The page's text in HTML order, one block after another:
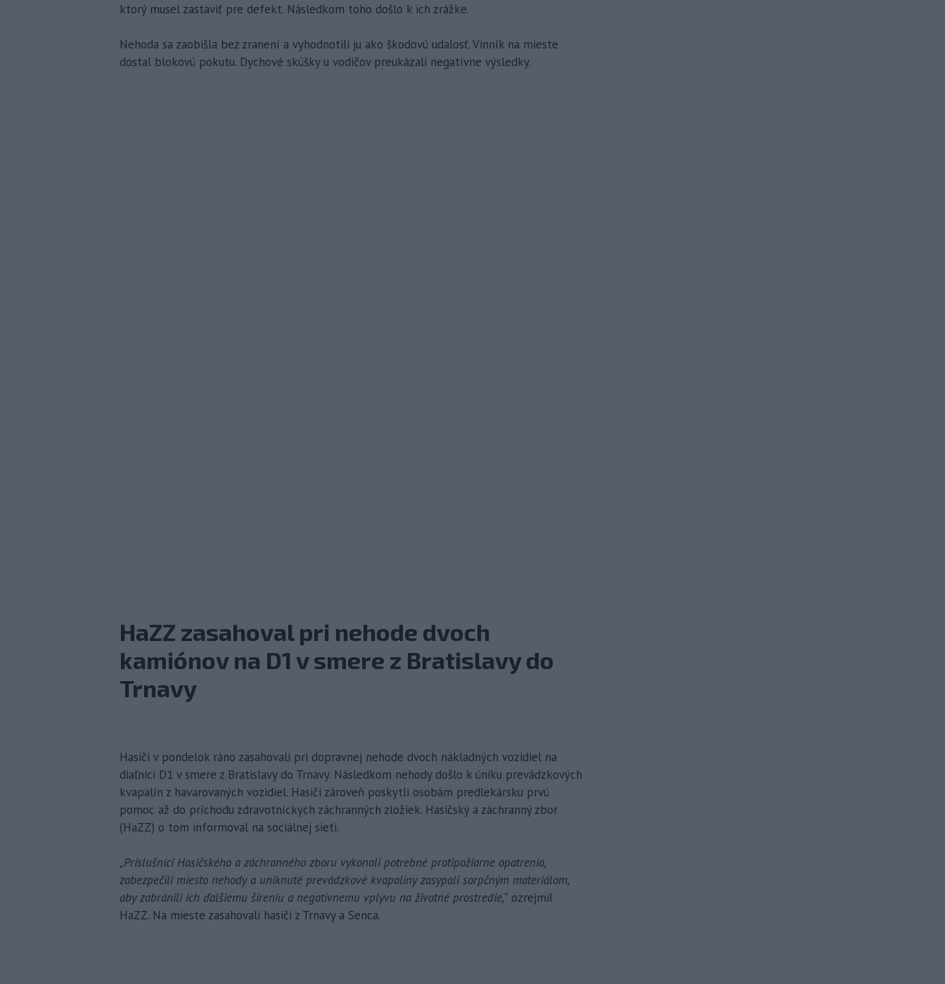
ktorý musel zastaviť pre defekt. Následkom toho došlo k ich zrážke.
Nehoda sa zaobišla bez zranení a vyhodnotili ju ako škodovú udalosť. Vinník na mieste
dostal blokovú pokutu. Dychové skúšky u vodičov preukázali negatívne výsledky.
HaZZ zasahoval pri nehode dvoch
kamiónov na D1 v smere z Bratislavy do
Trnavy
Hasiči v pondelok ráno zasahovali pri dopravnej nehode dvoch nákladných vozidiel na
diaľnici D1 v smere z Bratislavy do Trnavy. Následkom nehody došlo k úniku prevádzkových
kvapalín z havarovaných vozidiel. Hasiči zároveň poskytli osobám predlekársku prvú
pomoc až do príchodu zdravotníckych záchranných zložiek. Hasičský a záchranný zbor
(HaZZ) o tom informoval na sociálnej sieti.
„Príslušníci Hasičského a záchranného zboru vykonali potrebné protipožiarne opatrenia,
zabezpečili miesto nehody a uniknuté prevádzkové kvapaliny zasypali sorpčným materiálom,
aby zabránili ich ďalšiemu šíreniu a negatívnemu vplyvu na životné prostredie,“ ozrejmil
HaZZ. Na mieste zasahovali hasiči z Trnavy a Senca.